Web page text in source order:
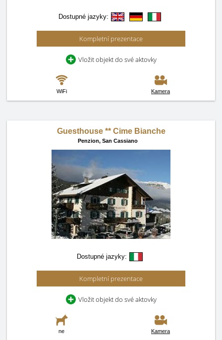
Dostupné jazyky:
Kompletní prezentace
Vložit objekt do své aktovky
WiFi Kamera
Guesthouse ** Cime Bianche
Penzion, San Cassiano
Dostupné jazyky:
Kompletní prezentace
Vložit objekt do své aktovky
ne Kamera